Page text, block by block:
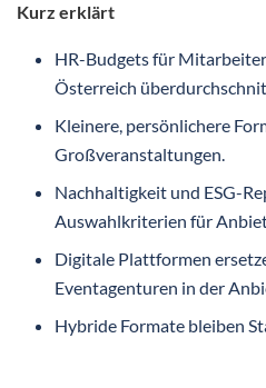
Kurz erklärt
HR-Budgets für
Österreich
Kleinere, persönlichere
Großveranstaltungen.
Nachhaltigkeit und ESG-
Auswahlkriterien für
Digitale Plattformen
Eventagenturen in der
Hybride Formate bleiben